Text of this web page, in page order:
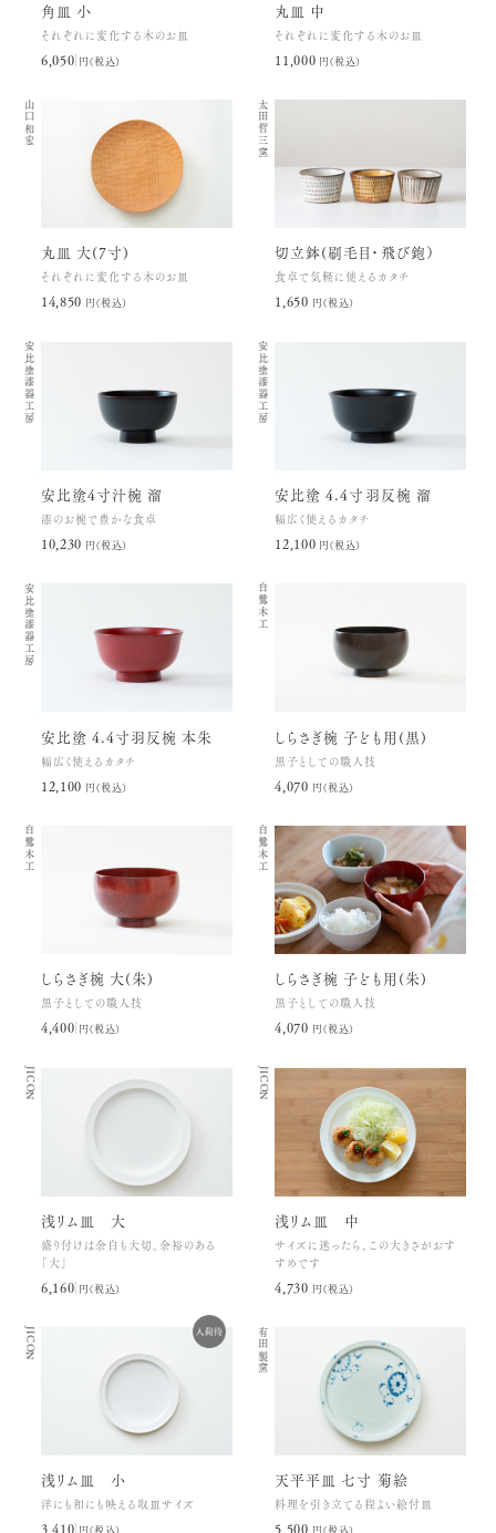
角皿 小
それぞれに変化する木のお皿
6,050円(税込)
丸皿 中
それぞれに変化する木のお皿
11,000円(税込)
山口和宏
丸皿 大(7寸)
それぞれに変化する木のお皿
14,850円(税込)
太田哲三窯
切立鉢(刷毛目・飛び鉋）
食卓で気軽に使えるカタチ
1,650円(税込)
安比塗漆器工房
安比塗4寸汁椀 溜
漆のお椀で豊かな食卓
10,230円(税込)
安比塗漆器工房
安比塗 4.4寸羽反椀 溜
幅広く使えるカタチ
12,100円(税込)
安比塗漆器工房
安比塗 4.4寸羽反椀 本朱
幅広く使えるカタチ
12,100円(税込)
白鷺木工
しらさぎ椀 子ども用(黒)
黒子としての職人技
4,070円(税込)
白鷺木工
しらさぎ椀 大(朱)
黒子としての職人技
4,400円(税込)
白鷺木工
しらさぎ椀 子ども用(朱)
黒子としての職人技
4,070円(税込)
JICON
浅リム皿 大
盛り付けは余白も大切。余裕のある
「大」
6,160円(税込)
JICON
浅リム皿 中
サイズに迷ったら、この大きさがおす
すめです
4,730円(税込)
JICON
浅リム皿 小
洋にも和にも映える取皿サイズ
有田製窯
天平平皿 七寸 菊絵
料理を引き立てる程よい絵付皿